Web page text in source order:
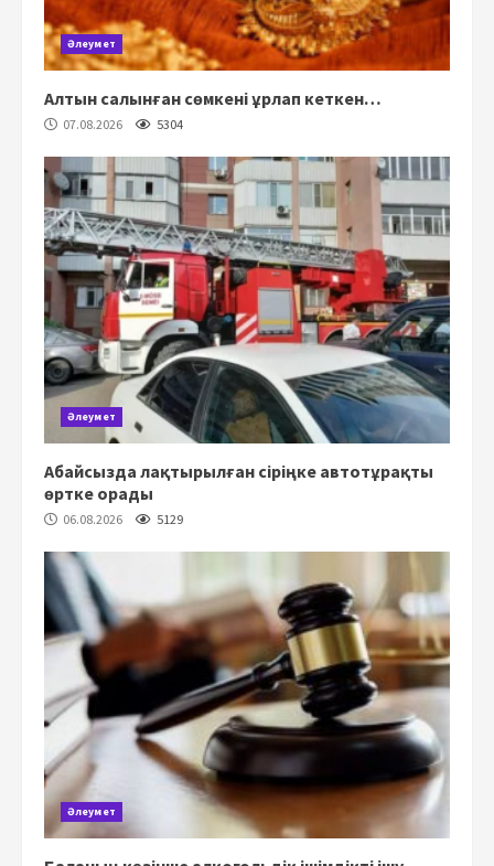
Әлеумет
Алтын салынған сөмкені ұрлап кеткен…
07.08.2026 5304
Әлеумет
Абайсызда лақтырылған сіріңке автотұрақты
өртке орады
06.08.2026 5129
Әлеумет